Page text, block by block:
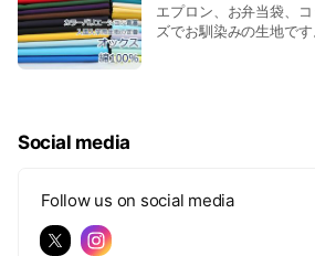
エプロン、お弁当袋、
ズでお馴染みの生地で
Social media
Follow us on social media